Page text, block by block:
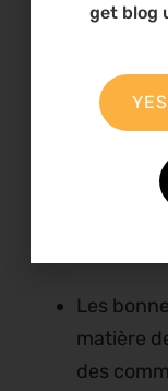
Les
énergies
humains
Les
matière
des
get blog